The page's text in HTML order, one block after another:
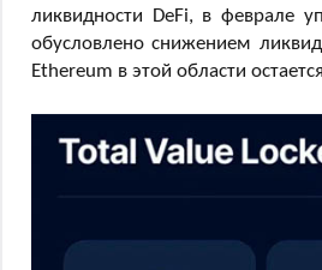
ликвидности DeFi, в феврале
обусловлено снижением
Ethereum в этой области